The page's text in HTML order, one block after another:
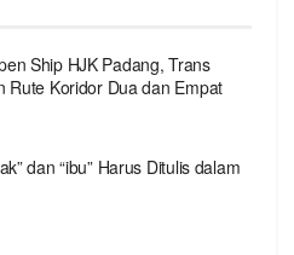
Ship HJK Padang, Trans
Rute Koridor Dua dan Empat
dan “ibu” Harus Ditulis dalam